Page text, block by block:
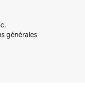
générales